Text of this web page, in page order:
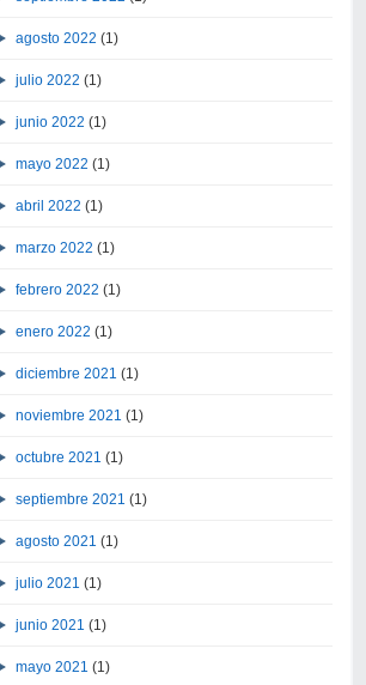
agosto 2022 (1)
julio 2022 (1)
junio 2022 (1)
mayo 2022 (1)
abril 2022 (1)
marzo 2022 (1)
febrero 2022 (1)
enero 2022 (1)
diciembre 2021 (1)
noviembre 2021 (1)
octubre 2021 (1)
septiembre 2021 (1)
agosto 2021 (1)
julio 2021 (1)
junio 2021 (1)
mayo 2021 (1)